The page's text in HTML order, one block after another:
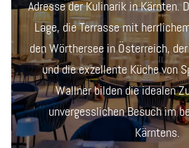
Adresse der Kulinarik in Kärnten.
Lage, die Terrasse mit
den Wörthersee in Österreich,
und die exzellente Küche von
Wallner bilden die idealen
unvergesslichen Besuch im
Kärntens.